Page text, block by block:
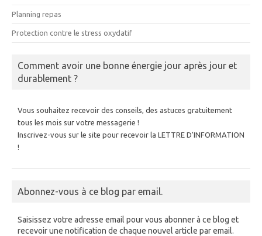
Planning repas
Protection contre le stress oxydatif
Comment avoir une bonne énergie jour après jour et
durablement ?
Vous souhaitez recevoir des conseils, des astuces gratuitement
tous les mois sur votre messagerie !
Inscrivez-vous sur le site pour recevoir la LETTRE D'INFORMATION
!
Abonnez-vous à ce blog par email.
Saisissez votre adresse email pour vous abonner à ce blog et
recevoir une notification de chaque nouvel article par email.